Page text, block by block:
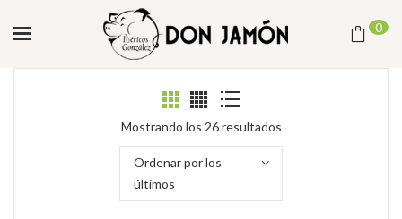
0
Mostrando los 26 resultadosOrdenado
por
Ordenar por los
últimos